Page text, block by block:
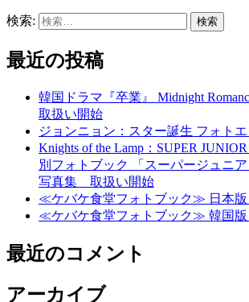
検索:
最近の投稿
韓国ドラマ『卒業』 Midnight
取扱い開始
ジョンニョン：スター誕生 フォトエ
Knights of the Lamp：SUPER
別フォトブック 「スーパージュニ
写真集 取扱い開始
≪ケバケ食堂フォトブック≫ 日本版
≪ケバケ食堂フォトブック≫ 韓国版
最近のコメント
アーカイブ